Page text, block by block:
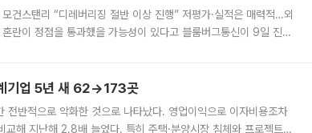
스탠리 “디레버리징 절반 이상 진행” 저평가·실적은 매력적…외
란이 정점을 통과했을 가능성이 있다고 블룸버그통신이 9일 진단
기업 5년 새 62→173곳
전반적으로 악화한 것으로 나타났다. 영업이익으로 이자비용조차
해 지난해 2.8배 늘었다. 특히 주택·분양시장 침체와 프로젝트파